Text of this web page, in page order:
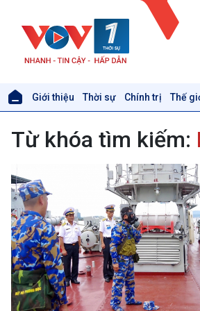
Giới thiệu Thời sự Chính trị Thế
Thời
Thời
Thời
Bản tin
Theo
Xã hội
Tin Đời sống & Xã hội
Khoa
Tin
Từ khóa tìm kiếm: